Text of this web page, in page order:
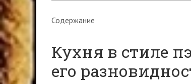
Содержание
Кухня в стиле
его